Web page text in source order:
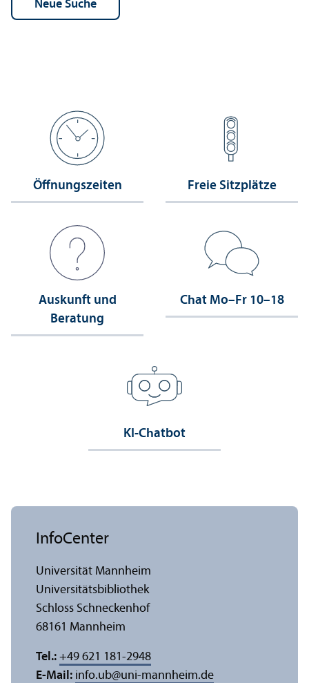
Öffnungs­zeiten Freie Sitzplätze
Auskunft und
Beratung
Chat Mo–Fr 10–18
KI-Chatbot
InfoCenter
Universität Mannheim
Universitäts­bibliothek
Schloss Schneckenhof
68161 Mannheim
Tel.: +49 621 181-2948
E-Mail: info.ub@uni-mannheim.de